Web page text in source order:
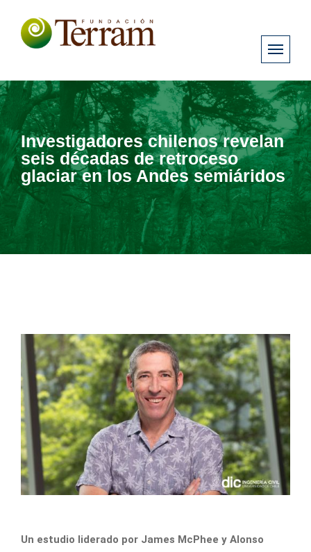
Investigadores chilenos revelan
seis décadas de retroceso
glaciar en los Andes semiáridos
Un estudio liderado por James McPhee y Alonso